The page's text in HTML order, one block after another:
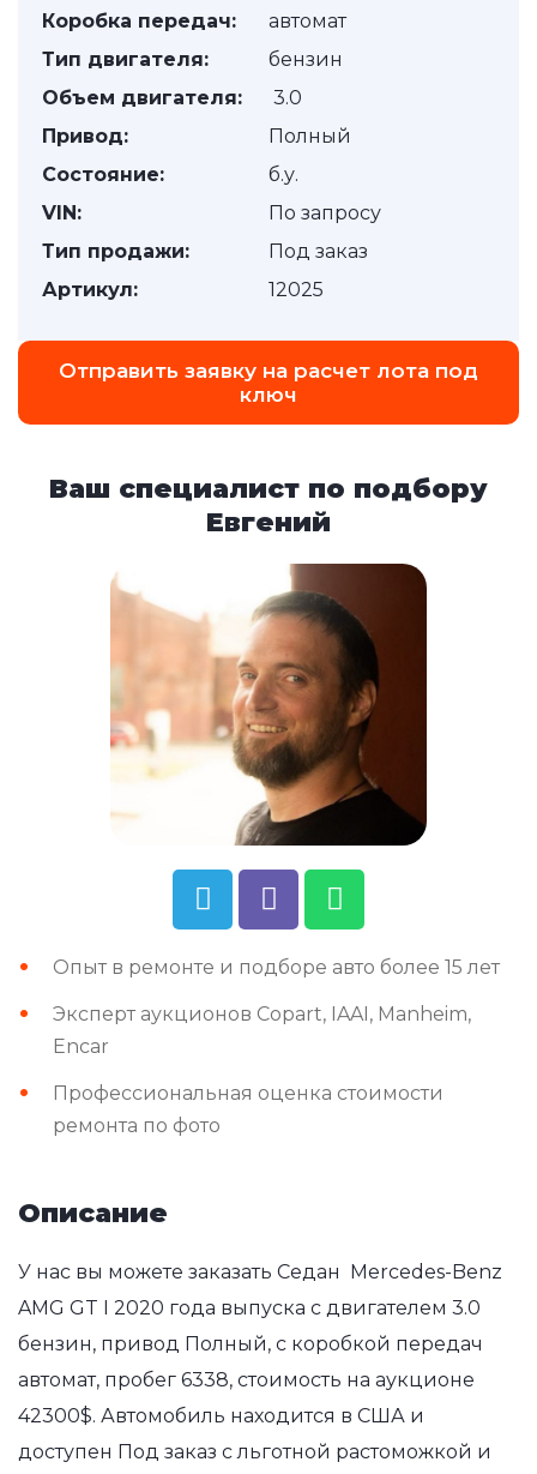
Коробка передач:
автомат
Тип двигателя:
бензин
Объем двигателя:
3.0
Привод:
Полный
Состояние:
б.у.
VIN:
По запросу
Тип продажи:
Под заказ
Артикул:
12025
Отправить заявку на расчет лота под
ключ
Ваш специалист по подбору
Евгений
Опыт в ремонте и подборе авто более 15 лет
Эксперт аукционов Copart, IAAI, Manheim,
Encar
Профессиональная оценка стоимости
ремонта по фото
Описание
У нас вы можете заказать Седан Mercedes-Benz
AMG GT I 2020 года выпуска с двигателем 3.0
бензин, привод Полный, с коробкой передач
автомат, пробег 6338, стоимость на аукционе
42300$. Автомобиль находится в США и
доступен Под заказ с льготной растоможкой и